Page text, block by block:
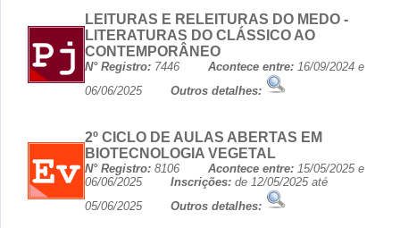
LEITURAS E RELEITURAS DO MEDO -
LITERATURAS DO CLÁSSICO AO
CONTEMPORÂNEO
N° Registro: 7446 Acontece entre: 16/09/2024 e
06/06/2025 Outros detalhes:
2º CICLO DE AULAS ABERTAS EM
BIOTECNOLOGIA VEGETAL
N° Registro: 8106 Acontece entre: 15/05/2025 e
06/06/2025 Inscrições: de 12/05/2025 até
05/06/2025 Outros detalhes: